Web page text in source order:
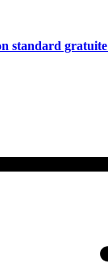
standard gratuite